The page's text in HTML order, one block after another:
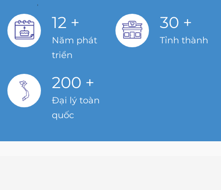
12 +
Năm phát
triển
30 +
Tỉnh thành
200 +
Đại lý toàn
quốc